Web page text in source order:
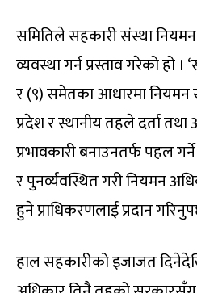
समितिले सहकारी संस्था
व्यवस्था गर्न प्रस्ताव गरेको हो
र (९) समेतका आधारमा नियमन
प्रदेश र स्थानीय तहले दर्ता
प्रभावकारी बनाउनतर्फ पहल
र पुनर्व्यवस्थित गरी नियमन
हुने प्राधिकरणलाई प्रदान
हाल सहकारीको इजाजत